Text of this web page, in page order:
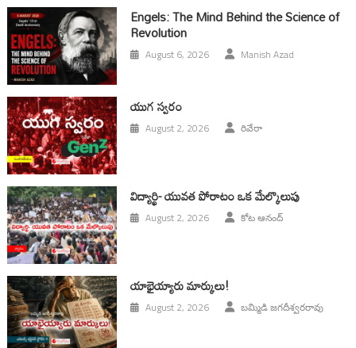
Engels: The Mind Behind the Science of
Revolution
August 6, 2026 Manish Azad
యుగ స్వ‌రం
August 2, 2026 రివేరా
విద్యార్థి- యువత పోరాటం ఒక మేల్కొలుపు
August 2, 2026 కోట ఆనంద్
యాభైయ్యారు మార్కులు!
August 2, 2026 బమ్మిడి జగదీశ్వరరావు